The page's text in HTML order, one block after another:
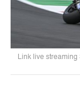
Link live